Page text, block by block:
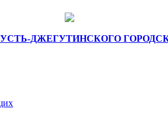
ДЖЕГУТИНСКОГО